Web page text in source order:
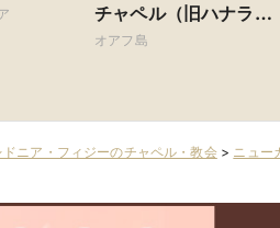
チャペル（旧ハナラ
ニ・チャペル）
オアフ島
ニア・フィジーのチャペル・教会> ニュー